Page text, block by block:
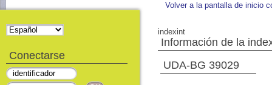
Volver a la pantalla de inicio
indexint
Información de la
UDA-BG 39029
Conectarse